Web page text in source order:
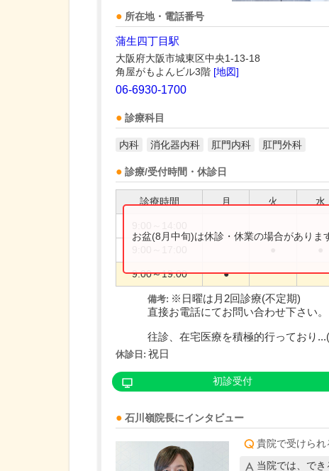
所在地・電話番号
蒲生四丁目駅
大阪府大阪市城東区中央1-13-18
角屋がもよんビル3階 [地図]
06-6930-1700
診療科目
内科 消化器内科 肛門内科 肛門外科
診療/受付時間・休診日
診療時間 月 火 水
9:00～19:00 ●
お盆(8月中旬)は休診・休業の場合がありま
備考: ※日曜は月2回診療(不定期)
直接お電話にてお問い合わせ下さい。
往診、在宅医療を積極的行っており...(
休診日: 祝日
初診受付
石川嶺院長にインタビュー
貴院で受けられ
当院では、で